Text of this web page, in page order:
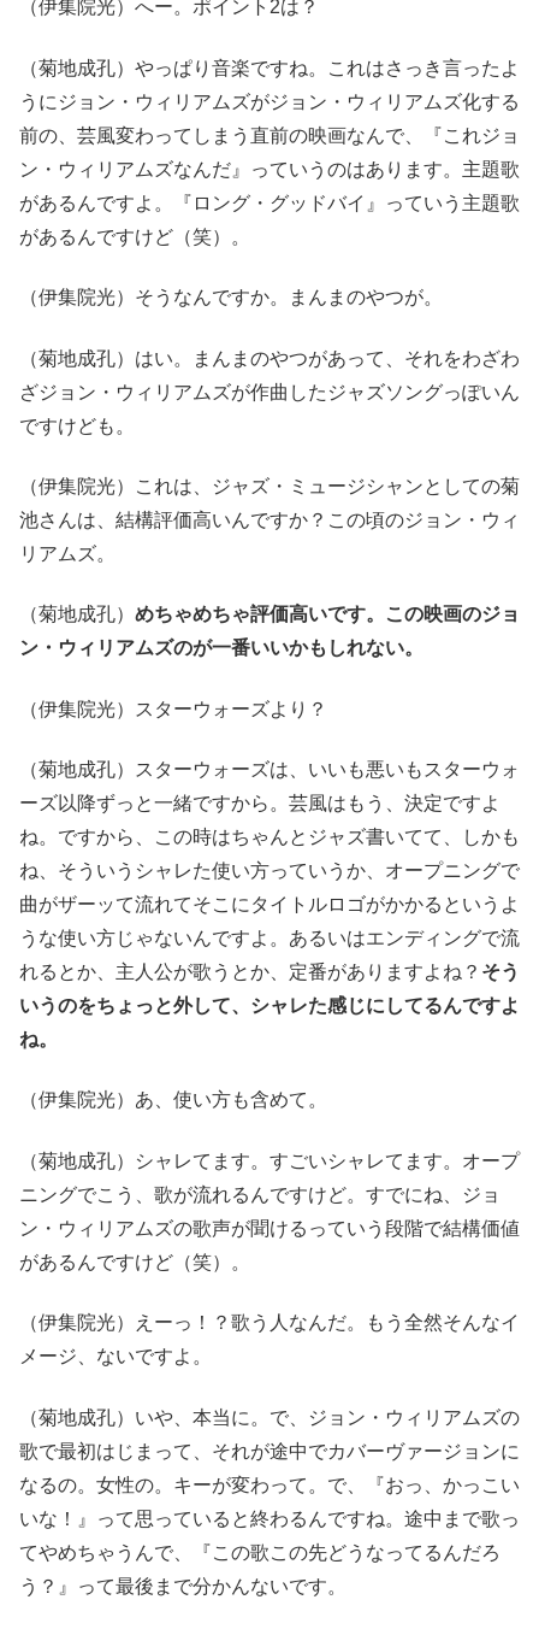
（伊集院光）へー。ポイント2は？
（菊地成孔）やっぱり音楽ですね。これはさっき言ったよ
うにジョン・ウィリアムズがジョン・ウィリアムズ化する
前の、芸風変わってしまう直前の映画なんで、『これジョ
ン・ウィリアムズなんだ』っていうのはあります。主題歌
があるんですよ。『ロング・グッドバイ』っていう主題歌
があるんですけど（笑）。
（伊集院光）そうなんですか。まんまのやつが。
（菊地成孔）はい。まんまのやつがあって、それをわざわ
ざジョン・ウィリアムズが作曲したジャズソングっぽいん
ですけども。
（伊集院光）これは、ジャズ・ミュージシャンとしての菊
池さんは、結構評価高いんですか？この頃のジョン・ウィ
リアムズ。
（菊地成孔） めちゃめちゃ評価高いです。この映画のジョ
ン・ウィリアムズのが一番いいかもしれない。
（伊集院光）スターウォーズより？
（菊地成孔）スターウォーズは、いいも悪いもスターウォ
ーズ以降ずっと一緒ですから。芸風はもう、決定ですよ
ね。ですから、この時はちゃんとジャズ書いてて、しかも
ね、そういうシャレた使い方っていうか、オープニングで
曲がザーッて流れてそこにタイトルロゴがかかるというよ
うな使い方じゃないんですよ。あるいはエンディングで流
れるとか、主人公が歌うとか、定番がありますよね？ そう
いうのをちょっと外して、シャレた感じにしてるんですよ
ね。
（伊集院光）あ、使い方も含めて。
（菊地成孔）シャレてます。すごいシャレてます。オープ
ニングでこう、歌が流れるんですけど。すでにね、ジョ
ン・ウィリアムズの歌声が聞けるっていう段階で結構価値
があるんですけど（笑）。
（伊集院光）えーっ！？歌う人なんだ。もう全然そんなイ
メージ、ないですよ。
（菊地成孔）いや、本当に。で、ジョン・ウィリアムズの
歌で最初はじまって、それが途中でカバーヴァージョンに
なるの。女性の。キーが変わって。で、『おっ、かっこい
いな！』って思っていると終わるんですね。途中まで歌っ
てやめちゃうんで、『この歌この先どうなってるんだろ
う？』って最後まで分かんないです。